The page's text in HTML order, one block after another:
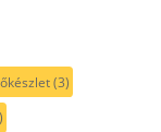
(3)